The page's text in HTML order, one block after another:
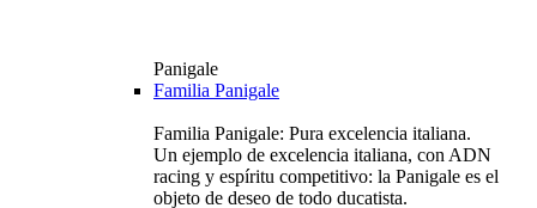
Panigale
Familia Panigale
Familia Panigale: Pura excelencia italiana.
Un ejemplo de excelencia italiana, con ADN
racing y espíritu competitivo: la Panigale es el
objeto de deseo de todo ducatista.